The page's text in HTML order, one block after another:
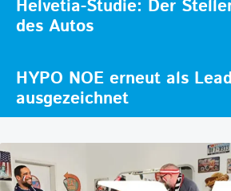
Helvetia-Studie: Der
des Autos
HYPO NOE erneut als
ausgezeichnet